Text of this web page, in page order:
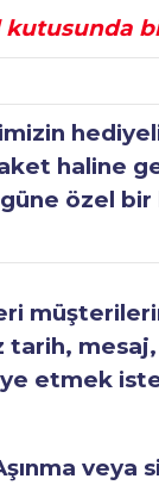
kutusunda
haline
özel
etmek
veya